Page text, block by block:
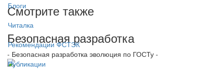
Блоги
Читалка
Рекомендации ФСТЭК
Публикации
Смотрите также
Безопасная разработка
- Безопасная разработка эволюция по ГОСТу -